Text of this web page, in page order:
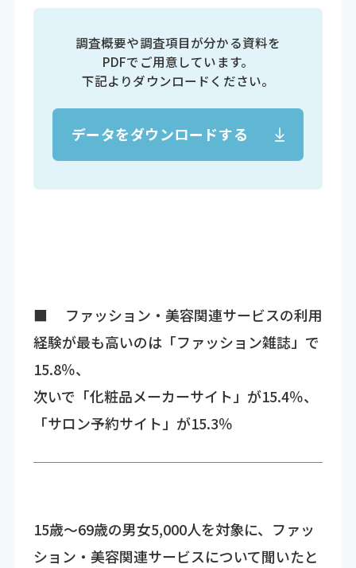
調査概要や調査項目が分かる資料を
PDFでご用意しています。
下記よりダウンロードください。
データをダウンロードする
■ ファッション・美容関連サービスの利用
経験が最も高いのは「ファッション雑誌」で
15.8％、
次いで「化粧品メーカーサイト」が15.4％、
「サロン予約サイト」が15.3％
15歳～69歳の男女5,000人を対象に、ファッ
ション・美容関連サービスについて聞いたと